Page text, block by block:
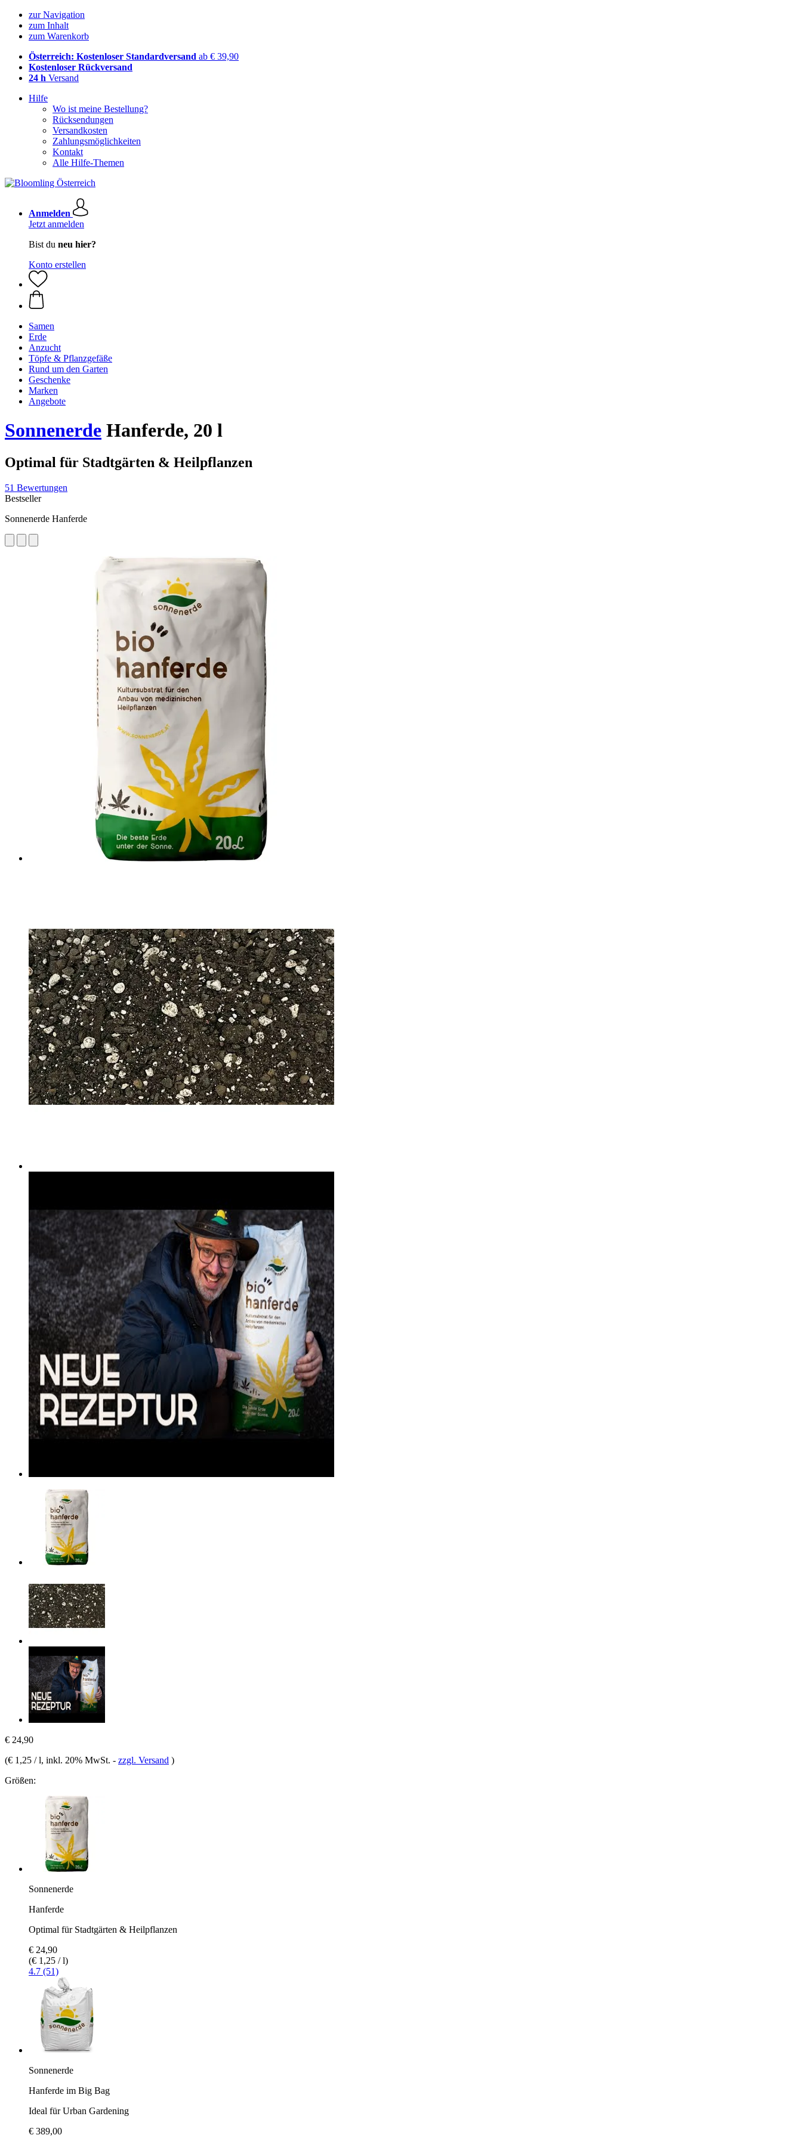
zur Navigation
zum Inhalt
zum Warenkorb
Österreich: Kostenloser Standardversand ab € 39,90
Kostenloser Rückversand
24 h Versand
Hilfe
Wo ist meine Bestellung?
Rücksendungen
Versandkosten
Zahlungsmöglichkeiten
Kontakt
Alle Hilfe-Themen
Anmelden
Jetzt anmelden
Bist du neu hier?
Konto erstellen
Samen
Erde
Anzucht
Töpfe & Pflanzgefäße
Rund um den Garten
Geschenke
Marken
Angebote
Sonnenerde Hanferde, 20 l
Optimal für Stadtgärten & Heilpflanzen
51 Bewertungen
Bestseller
Sonnenerde Hanferde
€ 24,90
(€ 1,25 / l, inkl. 20% MwSt. - zzgl. Versand )
Größen:
Sonnenerde
Hanferde
Optimal für Stadtgärten & Heilpflanzen
€ 24,90
(€ 1,25 / l)
4.7 (51)
Sonnenerde
Hanferde im Big Bag
Ideal für Urban Gardening
€ 389,00